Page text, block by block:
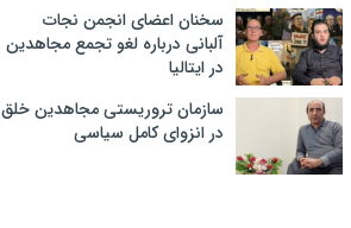
سخنان اعضای انجمن نجات
آلبانی درباره لغو تجمع مجاهدین
در ایتالیا
سازمان تروریستی مجاهدین خلق
در انزوای کامل سیاسی